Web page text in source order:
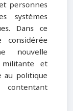
personnes
systèmes
Dans ce
nouvelle
militante et
au politique